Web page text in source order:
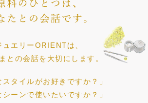
ュエリーORIENTは、
との会話を大切にします。
スタイルがお好きですか？」
シーンで使いたいですか？」